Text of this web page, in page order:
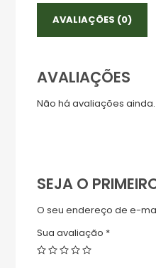
AVALIAÇÕES (0)
AVALIAÇÕES
Não há avaliações ainda.
SEJA O
O seu endereço de e-
Sua avaliação *